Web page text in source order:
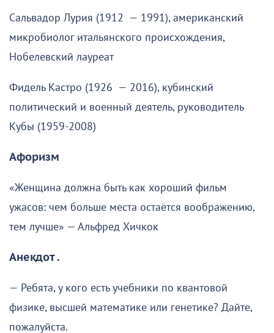
Сальвадор Лурия (1912 — 1991), американский
микробиолог итальянского происхождения,
Нобелевский лауреат
Фидель Кастро (1926 — 2016), кубинский
политический и военный деятель, руководитель
Кубы (1959-2008)
Афоризм
«Женщина должна быть как хороший фильм
ужасов: чем больше места остаётся воображению,
тем лучше» — Альфред Хичкок
Анекдот .
— Ребята, у кого есть учебники по квантовой
физике, высшей математике или генетике? Дайте,
пожалуйста.